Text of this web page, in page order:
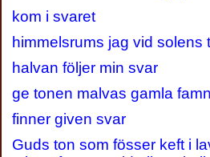
kom i svaret
himmelsrums jag vid solens
halvan följer min svar
ge tonen malvas gamla famn
finner given svar
Guds ton som fösser keft i